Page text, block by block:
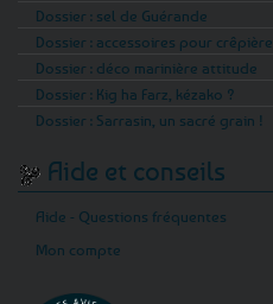
Dossier : sel de Guérande
Dossier : accessoires pour crêpière
Dossier : déco marinière attitude
Dossier : Kig ha Farz, kézako ?
Dossier : Sarrasin, un sacré grain !
Aide et conseils
Aide - Questions fréquentes
Mon compte